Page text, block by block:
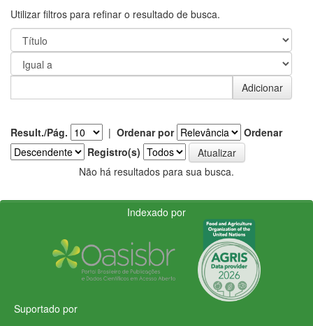
Utilizar filtros para refinar o resultado de busca.
Result./Pág. | Ordenar por
Ordenar
Registro(s)
Não há resultados para sua busca.
Indexado por
Suportado por